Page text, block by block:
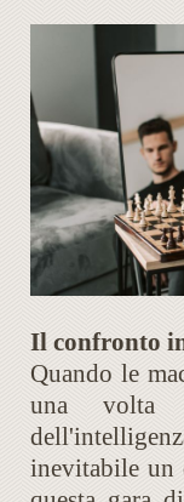
Il confronto
Quando le
una volta
inevitabile un